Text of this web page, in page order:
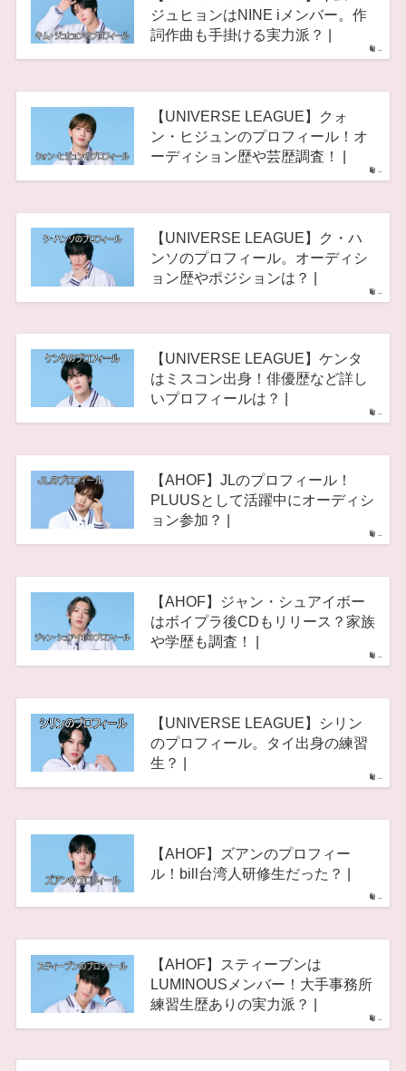
–
ジュヒョンはNINE iメンバー。作
詞作曲も手掛ける実力派？ |
–
【UNIVERSE LEAGUE】クォ
ン・ヒジュンのプロフィール！オ
ーディション歴や芸歴調査！ |
–
【UNIVERSE LEAGUE】ク・ハ
ンソのプロフィール。オーディシ
ョン歴やポジションは？ |
–
【UNIVERSE LEAGUE】ケンタ
はミスコン出身！俳優歴など詳し
いプロフィールは？ |
–
【AHOF】JLのプロフィール！
PLUUSとして活躍中にオーディシ
ョン参加？ |
–
【AHOF】ジャン・シュアイボー
はボイプラ後CDもリリース？家族
や学歴も調査！ |
–
【UNIVERSE LEAGUE】シリン
のプロフィール。タイ出身の練習
生？ |
–
【AHOF】ズアンのプロフィー
ル！bill台湾人研修生だった？ |
–
【AHOF】スティーブンは
LUMINOUSメンバー！大手事務所
練習生歴ありの実力派？ |